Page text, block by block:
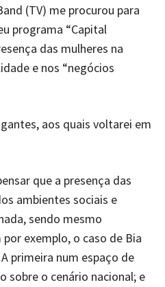
(TV) me procurou para
programa “Capital
das mulheres na
e nos “negócios
aos quais voltarei em
que a presença das
ambientes sociais e
sendo mesmo
exemplo, o caso de Bia
primeira num espaço de
sobre o cenário nacional; e